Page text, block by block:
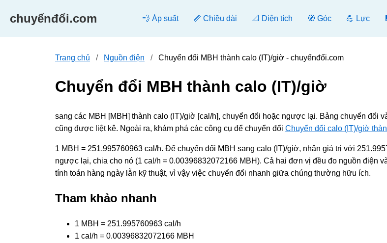
chuyểnđổi.com 💨 Áp suất 📏 Chiều dài 📐 Diện tích 🧭 Góc 💪 Lực
Trang chủ Nguồn điện Chuyển đổi MBH thành calo (IT)/giờ - chuyểnđổi.com
Chuyển đổi MBH thành calo (IT)/giờ
sang các MBH [MBH] thành calo (IT)/giờ [cal/h], chuyển đổi hoặc ngược lại. Bảng chuyển đổi
cũng được liệt kê. Ngoài ra, khám phá các công cụ để chuyển đổi Chuyển đổi calo (IT)/giờ
1 MBH = 251.995760963 cal/h. Để chuyển đổi MBH sang calo (IT)/giờ, nhân giá trị với
ngược lại, chia cho nó (1 cal/h = 0.00396832072166 MBH). Cả hai đơn vị đều đo nguồn điện
tính toán hàng ngày lẫn kỹ thuật, vì vậy việc chuyển đổi nhanh giữa chúng thường hữu ích.
Tham khảo nhanh
1 MBH = 251.995760963 cal/h
1 cal/h = 0.00396832072166 MBH